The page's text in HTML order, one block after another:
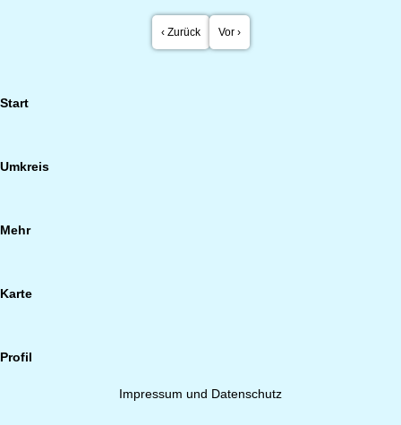
‹ Zurück Vor ›
Start
Umkreis
Mehr
Karte
Profil
Impressum und Datenschutz